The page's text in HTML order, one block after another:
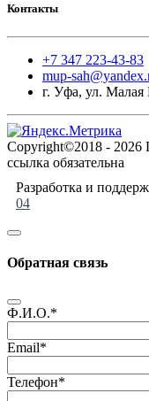
Контакты
+7 347 223-43-83
mup-
г. Уфа, ул. Малая
Copyright©2018 - 2026
ссылка обязательна
Разработка и
04
Обратная связь
Ф.И.О.*
Email*
Телефон*